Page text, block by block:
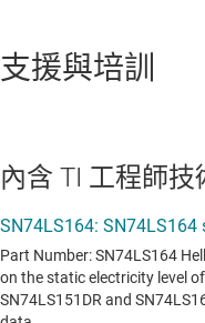
支援與培訓
內含 TI 工程師技